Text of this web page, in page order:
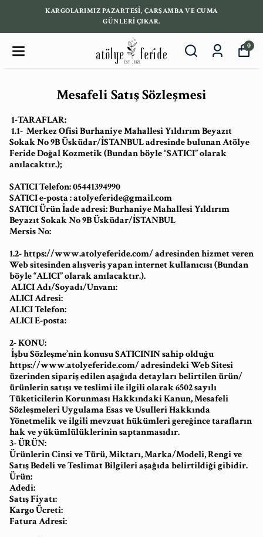
KARGOLARIMIZ PAZARTESİ, ÇARŞAMBA VE CUMA
GÜNLERİ ÇIKAR.
0
Mesafeli Satış Sözleşmesi
1-TARAFLAR:
1.1- Merkez Ofisi Burhaniye Mahallesi Yıldırım Beyazıt
Sokak No 9B Üsküdar/İSTANBUL adresinde bulunan Atölye
Feride Doğal Kozmetik (Bundan böyle “SATICI” olarak
anılacaktır.);
SATICI Telefon: 05441394990
SATICI e-posta :atolyeferide@gmail.com
SATICI Ürün İade adresi: Burhaniye Mahallesi Yıldırım
Beyazıt Sokak No 9B Üsküdar/İSTANBUL
Mersis No:
1.2- https://www.atolyeferide.com/ adresinden hizmet veren
Web sitesinden alışveriş yapan internet kullanıcısı (Bundan
böyle “ALICI” olarak anılacaktır.).
ALICI Adı/Soyadı/Unvanı:
ALICI Adresi:
ALICI Telefon:
ALICI E-posta:
2- KONU:
İşbu Sözleşme’nin konusu SATICININ sahip olduğu
https://www.atolyeferide.com/ adresindeki Web Sitesi
üzerinden sipariş edilen aşağıda detayları belirtilen ürün/
ürünlerin satışı ve teslimi ile ilgili olarak 6502 sayılı
Tüketicilerin Korunması Hakkındaki Kanun, Mesafeli
Sözleşmeleri Uygulama Esas ve Usulleri Hakkında
Yönetmelik ve ilgili mevzuat hükümleri gereğince tarafların
hak ve yükümlülüklerinin saptanmasıdır.
3- ÜRÜN:
Ürünlerin Cinsi ve Türü, Miktarı, Marka/Modeli, Rengi ve
Satış Bedeli ve Teslimat Bilgileri aşağıda belirtildiği gibidir.
Ürün:
Adedi:
Satış Fiyatı:
Kargo Ücreti:
Fatura Adresi: